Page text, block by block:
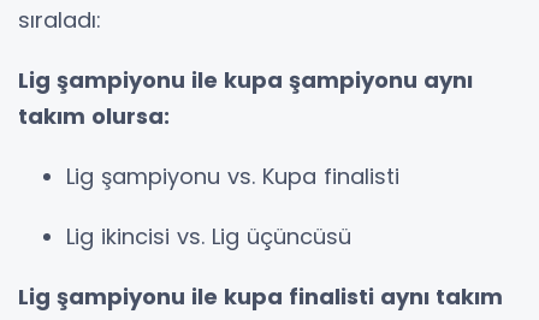
sıraladı:
Lig şampiyonu ile kupa şampiyonu aynı
takım olursa:
Lig şampiyonu vs. Kupa finalisti
Lig ikincisi vs. Lig üçüncüsü
Lig şampiyonu ile kupa finalisti aynı takım